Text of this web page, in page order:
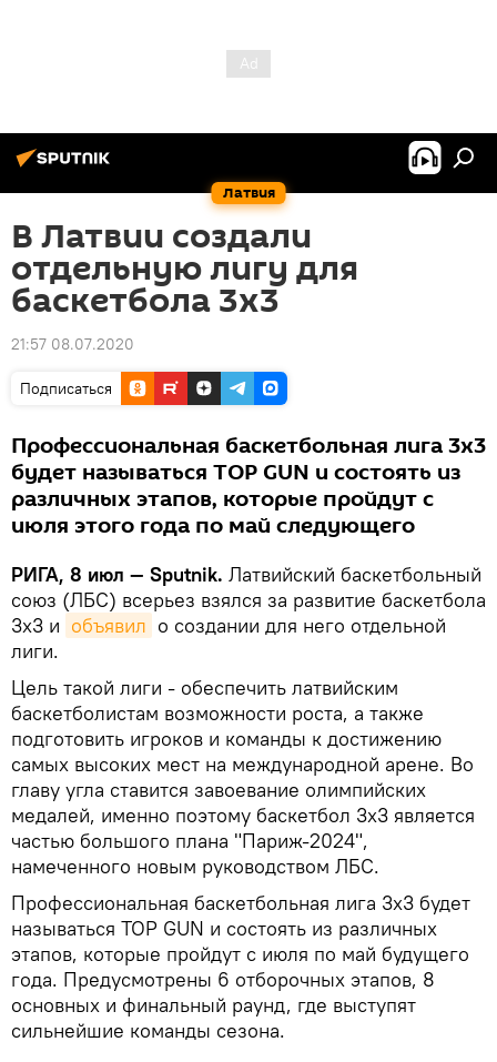
Латвия
В Латвии создали
отдельную лигу для
баскетбола 3х3
21:57 08.07.2020
Подписаться
Профессиональная баскетбольная лига 3х3
будет называться TOP GUN и состоять из
различных этапов, которые пройдут с
июля этого года по май следующего
РИГА, 8 июл — Sputnik. Латвийский баскетбольный
союз (ЛБС) всерьез взялся за развитие баскетбола
3х3 и объявил о создании для него отдельной
лиги.
Цель такой лиги - обеспечить латвийским
баскетболистам возможности роста, а также
подготовить игроков и команды к достижению
самых высоких мест на международной арене. Во
главу угла ставится завоевание олимпийских
медалей, именно поэтому баскетбол 3х3 является
частью большого плана "Париж-2024",
намеченного новым руководством ЛБС.
Профессиональная баскетбольная лига 3х3 будет
называться TOP GUN и состоять из различных
этапов, которые пройдут с июля по май будущего
года. Предусмотрены 6 отборочных этапов, 8
основных и финальный раунд, где выступят
сильнейшие команды сезона.